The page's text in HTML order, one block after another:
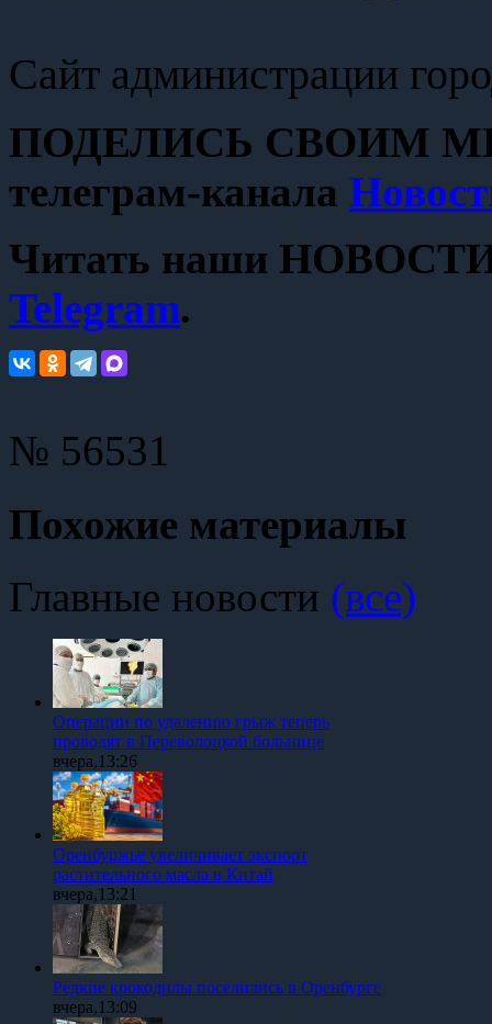
Сайт администрации
ПОДЕЛИСЬ СВОИМ
телеграм-канала
Читать наши НОВОСТИ
Telegram.
№ 56531
Похожие материалы
Главные новости (все)
Операции по удалению грыж теперь
проводят в Переволоцкой больнице
вчера,13:26
Оренбуржье увеличивает экспорт
растительного масла в Китай
вчера,13:21
Редкие крокодилы поселились в Оренбурге
вчера,13:09